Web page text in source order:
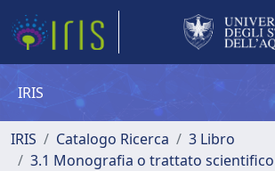
IRIS
IRIS Catalogo Ricerca
3 Libro
3.1 Monografia o trattato scientifico